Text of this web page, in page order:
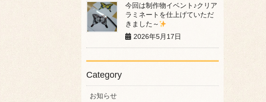
今回は制作物イベント♪クリア
ラミネートを仕上げていただ
きました～
2026年5月17日
Category
お知らせ